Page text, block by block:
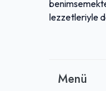
lezzetleriyle
yemekler,
hizmet
olumlu geri
Menü